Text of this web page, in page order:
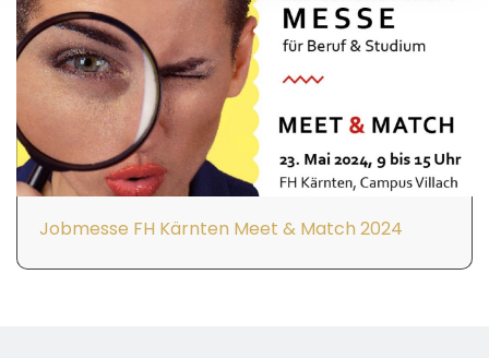
Jobmesse FH Kärnten Meet & Match 2024